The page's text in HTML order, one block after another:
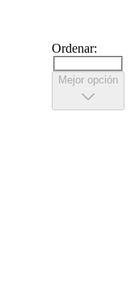
Ordenar:
Mejor opción